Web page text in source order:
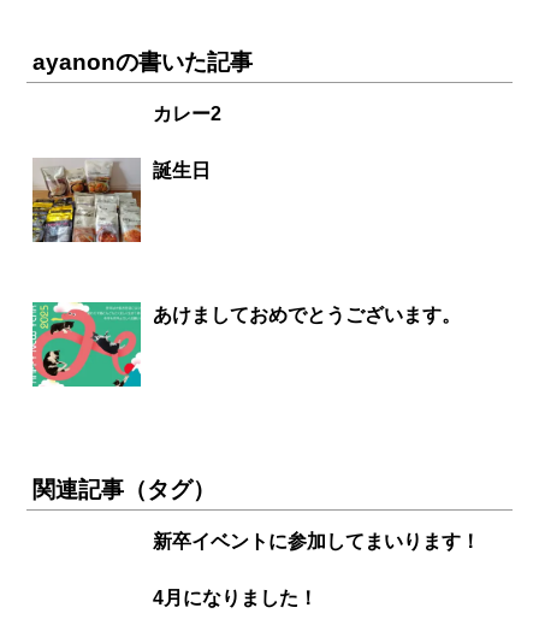
ayanonの書いた記事
カレー2
誕生日
あけましておめでとうございます。
関連記事（タグ）
新卒イベントに参加してまいります！
4月になりました！